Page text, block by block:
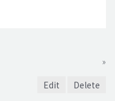
»
Edit Delete